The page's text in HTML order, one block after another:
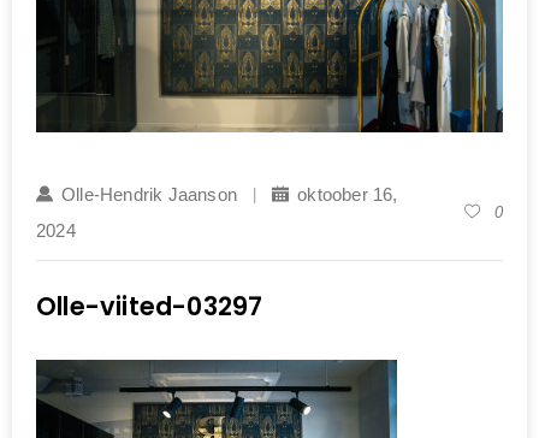
Olle-Hendrik Jaanson
oktoober 16,
2024
0
Olle-viited-03297